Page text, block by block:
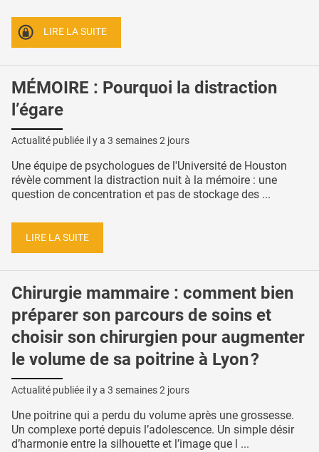
LIRE LA SUITE
MÉMOIRE : Pourquoi la distraction
l’égare
Actualité publiée il y a 3 semaines 2 jours
Une équipe de psychologues de l'Université de Houston
révèle comment la distraction nuit à la mémoire : une
question de concentration et pas de stockage des ...
LIRE LA SUITE
Chirurgie mammaire : comment bien
préparer son parcours de soins et
choisir son chirurgien pour augmenter
le volume de sa poitrine à Lyon ?
Actualité publiée il y a 3 semaines 2 jours
Une poitrine qui a perdu du volume après une grossesse.
Un complexe porté depuis l’adolescence. Un simple désir
d’harmonie entre la silhouette et l’image que l ...